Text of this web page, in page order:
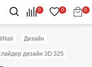
0 0 0
Дизайн
дизайн 3D 325